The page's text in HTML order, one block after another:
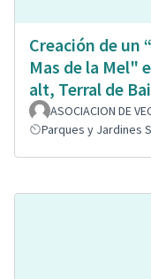
Creación de un
Mas de la Mel"
alt, Terral de
ASOCIACION DE
Parques y Jardines